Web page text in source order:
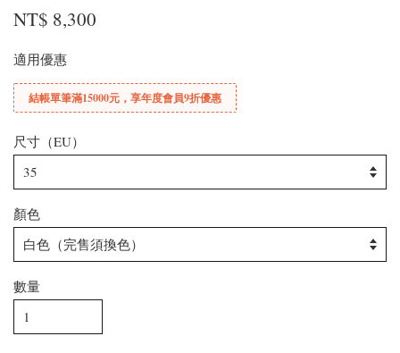
NT$ 8,300
適用優惠
結帳單筆滿15000元，享年度會員9折優惠
尺寸（EU）
顏色
數量